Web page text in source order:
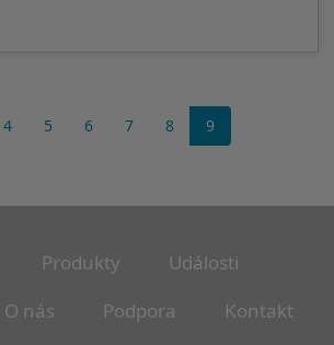
4 5 6 7 8 9(current)
Produkty
Události
O nás Podpora
Kontakt